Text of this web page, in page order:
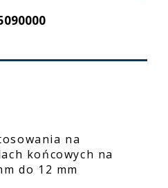
na
końcowych na
do 12 mm